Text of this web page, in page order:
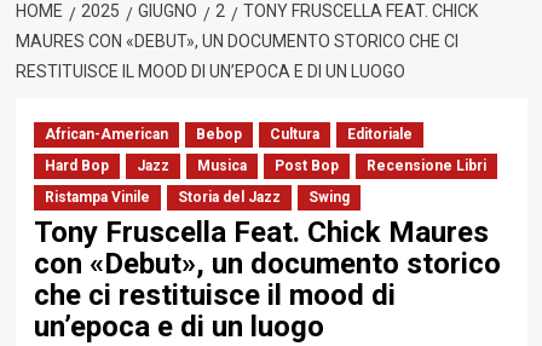
HOME 2025 GIUGNO 2
TONY FRUSCELLA FEAT. CHICK
MAURES CON «DEBUT», UN DOCUMENTO STORICO CHE CI
RESTITUISCE IL MOOD DI UN’EPOCA E DI UN LUOGO
African-American Bebop Cultura
Editoriale
Hard Bop
Jazz Musica Post Bop
Recensione Libri
Ristampa Vinile
Storia del Jazz Swing
Tony Fruscella Feat. Chick Maures
con «Debut», un documento storico
che ci restituisce il mood di
un’epoca e di un luogo